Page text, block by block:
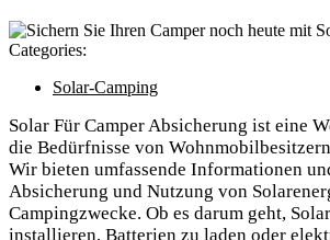
Categories:
Solar-Camping
Solar Für Camper Absicherung ist eine
die Bedürfnisse von
Wir bieten umfassende Informationen
Absicherung und Nutzung von
Campingzwecke. Ob es darum geht,
installieren, Batterien zu laden oder